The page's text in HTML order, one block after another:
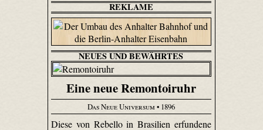
REKLAME
NEUES UND BEWÄHRTES
Eine neue Remontoiruhr
Das Neue Universum • 1896
Diese von Rebello in Brasilien erfundene